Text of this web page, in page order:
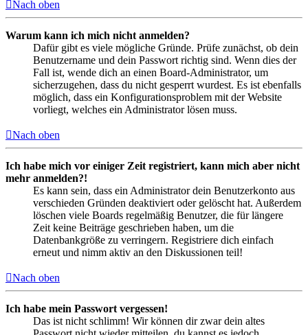
Nach oben
Warum kann ich mich nicht anmelden?
Dafür gibt es viele mögliche Gründe. Prüfe zunächst, ob dein
Benutzername und dein Passwort richtig sind. Wenn dies der
Fall ist, wende dich an einen Board-Administrator, um
sicherzugehen, dass du nicht gesperrt wurdest. Es ist ebenfalls
möglich, dass ein Konfigurationsproblem mit der Website
vorliegt, welches ein Administrator lösen muss.
Nach oben
Ich habe mich vor einiger Zeit registriert, kann mich aber nicht
mehr anmelden?!
Es kann sein, dass ein Administrator dein Benutzerkonto aus
verschieden Gründen deaktiviert oder gelöscht hat. Außerdem
löschen viele Boards regelmäßig Benutzer, die für längere
Zeit keine Beiträge geschrieben haben, um die
Datenbankgröße zu verringern. Registriere dich einfach
erneut und nimm aktiv an den Diskussionen teil!
Nach oben
Ich habe mein Passwort vergessen!
Das ist nicht schlimm! Wir können dir zwar dein altes